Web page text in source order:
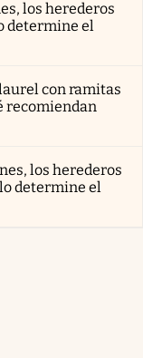
los herederos
determine el
con ramitas
recomiendan
los herederos
determine el